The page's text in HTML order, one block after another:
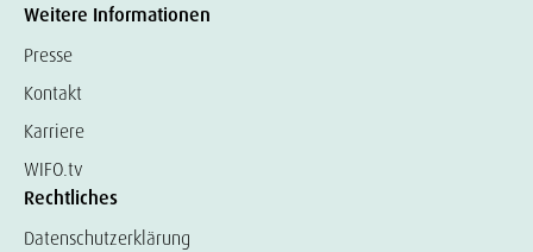
Weitere Informationen
Presse
Kontakt
Karriere
WIFO.tv
Rechtliches
Datenschutzerklärung